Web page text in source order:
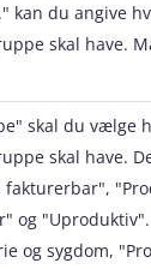
kan du angive
skal have.
skal du vælge
skal have.
fakturerbar",
og
og sygdom,